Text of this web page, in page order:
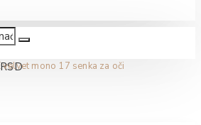
velvet mono 17 senka za oči